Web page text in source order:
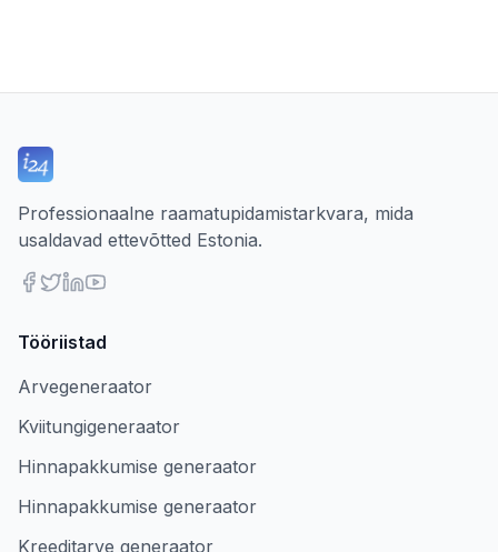
Professionaalne raamatupidamistarkvara, mida
usaldavad ettevõtted Estonia.
Tööriistad
Arvegeneraator
Kviitungigeneraator
Hinnapakkumise generaator
Hinnapakkumise generaator
Kreeditarve generaator